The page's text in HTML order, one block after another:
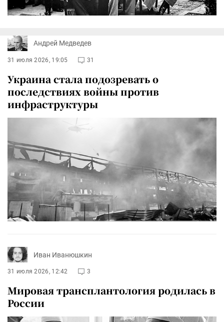
Андрей Медведев
31 июля 2026, 19:05 31
Украина стала подозревать о
последствиях войны против
инфраструктуры
Иван Иванюшкин
31 июля 2026, 12:42 3
Мировая трансплантология родилась в
России